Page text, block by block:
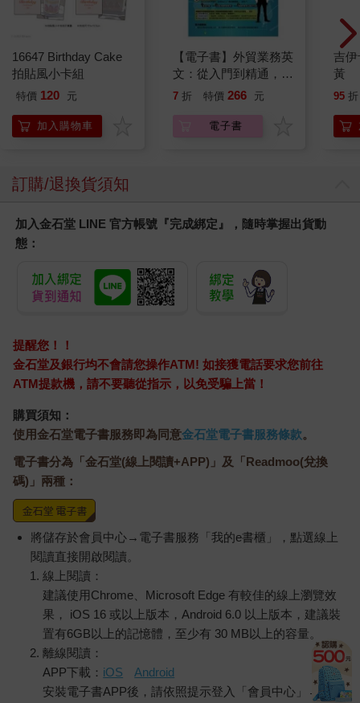
16647 Birthday Cake
拍貼風小卡組
特價 120 元
加入購物車
【電子書】外貿業務英
文：從入門到精通，一
本搞定外貿全流程【有
7 折 特價 266 元
電子書
吉
黃
95 折
訂購/退換貨須知
加入金石堂 LINE 官方帳號『完成綁定』，隨時掌握出貨動
態：
提醒您！！
金石堂及銀行均不會請您操作ATM! 如接獲電話要求您前往
ATM提款機，請不要聽從指示，以免受騙上當！
購買須知：
使用金石堂電子書服務即為同意金石堂電子書服務條款。
電子書分為「金石堂(線上閱讀+APP)」及「Readmoo(兌換
碼)」兩種：
將儲存於會員中心→電子書服務「我的e書櫃」，點選線上
閱讀直接開啟閱讀。
線上閱讀：
建議使用Chrome、Microsoft Edge 有較佳的線上瀏覽效
果， iOS 16 或以上版本，Android 6.0 以上版本，建議裝
置有6GB以上的記憶體，至少有 30 MB以上的容量。
離線閱讀：
APP下載： iOS
Android
安裝電子書APP後，請依照提示登入「會員中心」→「我